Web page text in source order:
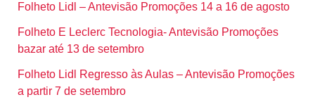
Folheto Lidl – Antevisão Promoções 14 a 16 de agosto
Folheto E Leclerc Tecnologia- Antevisão Promoções
bazar até 13 de setembro
Folheto Lidl Regresso às Aulas – Antevisão Promoções
a partir 7 de setembro